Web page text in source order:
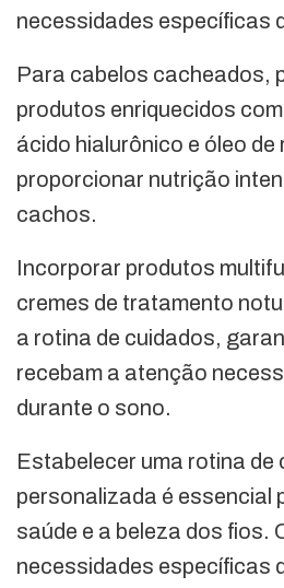
necessidades específicas
Para cabelos cacheados,
produtos enriquecidos
ácido hialurônico e óleo de
proporcionar nutrição
cachos.
Incorporar produtos
cremes de tratamento
a rotina de cuidados,
recebam a atenção
durante o sono.
Estabelecer uma rotina de
personalizada é essencial
saúde e a beleza dos fios.
necessidades específicas